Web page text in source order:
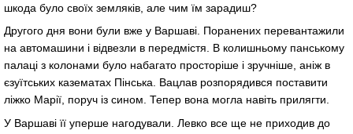
шкода було своїх земляків, але чим їм зарадиш?
Другого дня вони були вже у Варшаві. Поранених перевантажили
на автомашини і відвезли в передмістя. В колишньому панському
палаці з колонами було набагато просторіше і зручніше, аніж в
єзуїтських казематах Пінська. Вацлав розпорядився поставити
ліжко Марії, поруч із сином. Тепер вона могла навіть прилягти.
У Варшаві її уперше нагодували. Левко все ще не приходив до